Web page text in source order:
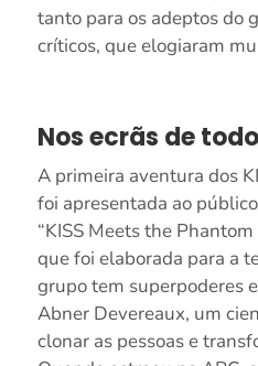
tanto para os adeptos do
críticos, que elogiaram
Nos ecrãs de
A primeira aventura dos
foi apresentada ao
“KISS Meets the
que foi elaborada para a
grupo tem superpoderes
Abner Devereaux, um
clonar as pessoas e